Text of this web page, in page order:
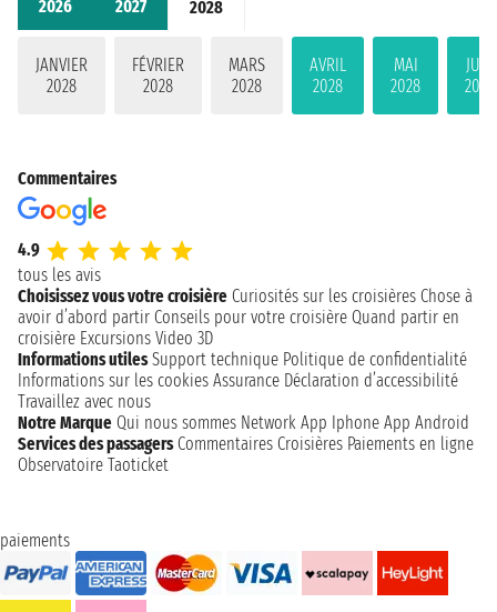
2026 2027 2028
JANVIER
2028
FÉVRIER
2028
MARS
2028
AVRIL
2028
MAI
2028
JUIN
2028
Commentaires
4.9
tous les avis
Choisissez vous votre croisière Curiosités sur les croisières Chose à
avoir d’abord partir Conseils pour votre croisière Quand partir en
croisière Excursions Video 3D
Informations utiles Support technique Politique de confidentialité
Informations sur les cookies Assurance Déclaration d’accessibilité
Travaillez avec nous
Notre Marque Qui nous sommes Network App Iphone App Android
Services des passagers Commentaires Croisières Paiements en ligne
Observatoire Taoticket
paiements